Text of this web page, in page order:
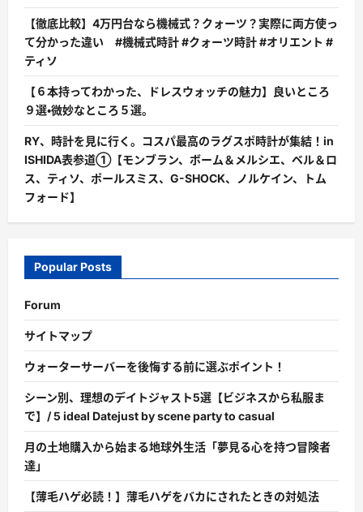
「リ
ー
ダ
ー
プ」
と
は
何
か？
に
つ
い
て
詳
む
【徹底比較】4万円台なら機械式？クォーツ？実際に両方使っ
て分かった違い #機械式時計 #クォーツ時計 #オリエント #
ティソ
【６本持ってわかった、ドレスウォッチの魅力】良いところ
９選・微妙なところ５選。
RY、時計を見に行く。コスパ最高のラグスポ時計が集結！in
ISHIDA表参道①【モンブラン、ボーム＆メルシエ、ベル＆ロ
ス、ティソ、ポールスミス、G-SHOCK、ノルケイン、トム
フォード】
Popular Posts
Forum
サイトマップ
ウォーターサーバーを後悔する前に選ぶポイント！
シーン別、理想のデイトジャスト5選【ビジネスから私服ま
で】/ 5 ideal Datejust by scene party to casual
月の土地購入から始まる地球外生活「夢見る心を持つ冒険者
達」
【薄毛ハゲ必読！】薄毛ハゲをバカにされたときの対処法